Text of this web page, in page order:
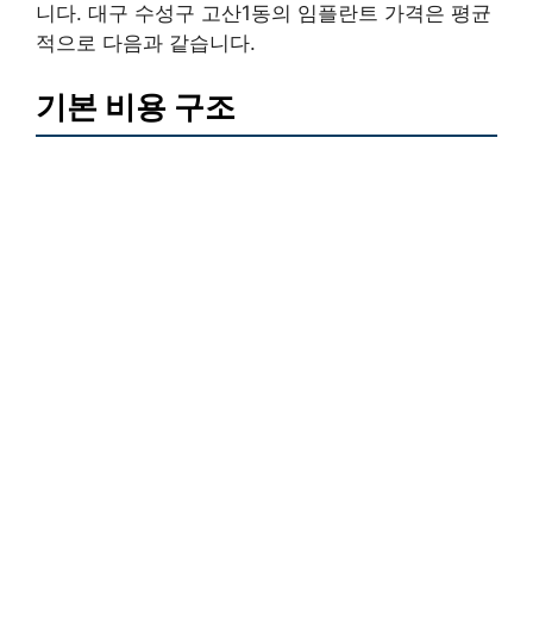
니다. 대구 수성구 고산1동의 임플란트 가격은 평균
적으로 다음과 같습니다.
기본 비용 구조